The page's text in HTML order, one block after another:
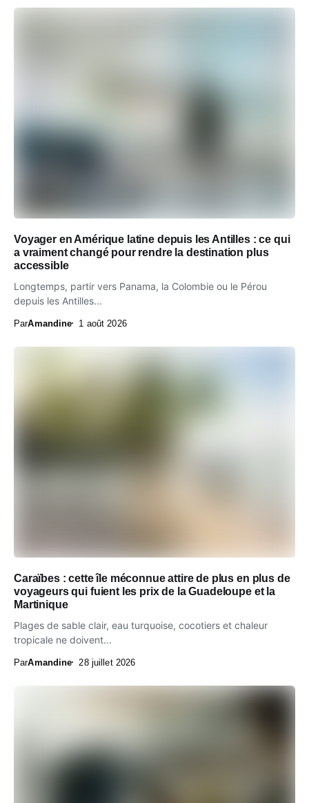
Voyager en Amérique latine depuis les Antilles : ce qui
a vraiment changé pour rendre la destination plus
accessible
Longtemps, partir vers Panama, la Colombie ou le Pérou
depuis les Antilles...
ParAmandine 1 août 2026
Caraïbes : cette île méconnue attire de plus en plus de
voyageurs qui fuient les prix de la Guadeloupe et la
Martinique
Plages de sable clair, eau turquoise, cocotiers et chaleur
tropicale ne doivent...
ParAmandine 28 juillet 2026